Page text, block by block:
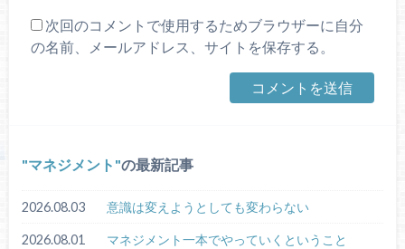
次回のコメントで使用するためブラウザーに自分
の名前、メールアドレス、サイトを保存する。
マネジメント の最新記事
2026.08.03 意識は変えようとしても変わらない
2026.08.01 マネジメント一本でやっていくということ